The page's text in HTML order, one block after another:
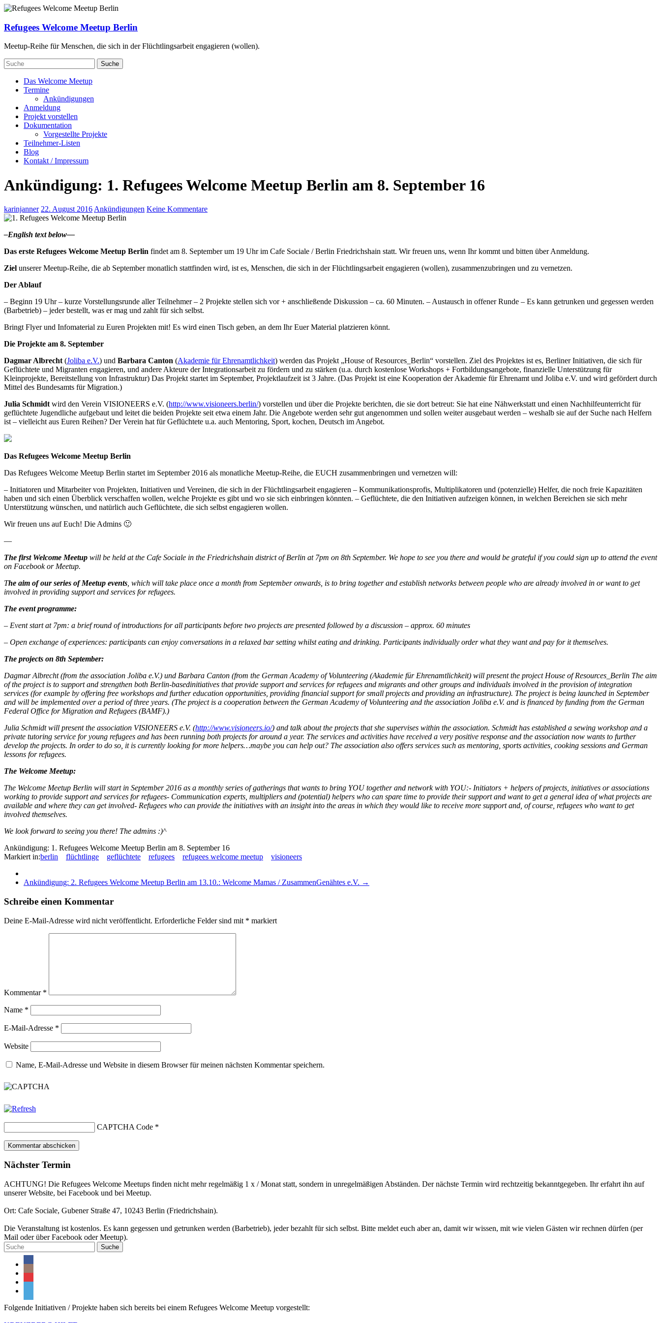
Skip
content
Refugees Welcome Meetup Berlin
Meetup-Reihe für Menschen, die sich in der Flüchtlingsarbeit engagieren (wollen).
Suche
Das Welcome Meetup
Termine
Ankündigungen
Anmeldung
Projekt vorstellen
Dokumentation
Vorgestellte Projekte
Teilnehmer-Listen
Blog
Kontakt / Impressum
Ankündigung: 1. Refugees Welcome Meetup Berlin am 8. September 16
karinjanner 22. August 2016 Ankündigungen Keine Kommentare
–English text below—
Das erste Refugees Welcome Meetup Berlin findet am 8. September um 19 Uhr im Cafe Sociale / Berlin Friedrichshain statt. Wir freuen uns, wenn Ihr kommt und bitten über Anmeldung.
Ziel unserer Meetup-Reihe, die ab September monatlich stattfinden wird, ist es, Menschen, die sich in der Flüchtlingsarbeit engagieren (wollen), zusammenzubringen und zu vernetzen.
Der Ablauf
– Beginn 19 Uhr – kurze Vorstellungsrunde aller Teilnehmer – 2 Projekte stellen sich vor + anschließende Diskussion – ca. 60 Minuten. – Austausch in offener Runde – Es kann getrunken und gegessen werden
(Barbetrieb) – jeder bestellt, was er mag und zahlt für sich selbst.
Bringt Flyer und Infomaterial zu Euren Projekten mit! Es wird einen Tisch geben, an dem Ihr Euer Material platzieren könnt.
Die Projekte am 8. September
Dagmar Albrecht (Joliba e.V.) und Barbara Canton (Akademie für Ehrenamtlichkeit) werden das Projekt „House of Resources_Berlin“ vorstellen. Ziel des Projektes ist es, Berliner Initiativen, die sich für
Geflüchtete und Migranten engagieren, und andere Akteure der Integrationsarbeit zu fördern und zu stärken (u.a. durch kostenlose Workshops + Fortbildungsangebote, finanzielle Unterstützung für
Kleinprojekte, Bereitstellung von Infrastruktur) Das Projekt startet im September, Projektlaufzeit ist 3 Jahre. (Das Projekt ist eine Kooperation der Akademie für Ehrenamt und Joliba e.V. und wird gefördert durch
Mittel des Bundesamts für Migration.)
Julia Schmidt wird den Verein VISIONEERS e.V. (http://www.visioneers.berlin/) vorstellen und über die Projekte berichten, die sie dort betreut: Sie hat eine Nähwerkstatt und einen Nachhilfeunterricht für
geflüchtete Jugendliche aufgebaut und leitet die beiden Projekte seit etwa einem Jahr. Die Angebote werden sehr gut angenommen und sollen weiter ausgebaut werden – weshalb sie auf der Suche nach Helfern
ist – vielleicht aus Euren Reihen? Der Verein hat für Geflüchtete u.a. auch Mentoring, Sport, kochen, Deutsch im Angebot.
Das Refugees Welcome Meetup Berlin
Das Refugees Welcome Meetup Berlin startet im September 2016 als monatliche Meetup-Reihe, die EUCH zusammenbringen und vernetzen will:
– Initiatoren und Mitarbeiter von Projekten, Initiativen und Vereinen, die sich in der Flüchtlingsarbeit engagieren – Kommunikationsprofis, Multiplikatoren und (potenzielle) Helfer, die noch freie Kapazitäten
haben und sich einen Überblick verschaffen wollen, welche Projekte es gibt und wo sie sich einbringen könnten. – Geflüchtete, die den Initiativen aufzeigen können, in welchen Bereichen sie sich mehr
Unterstützung wünschen, und natürlich auch Geflüchtete, die sich selbst engagieren wollen.
Wir freuen uns auf Euch! Die Admins 🙂
—
The first Welcome Meetup will be held at the Cafe Sociale in the Friedrichshain district of Berlin at 7pm on 8th September. We hope to see you there and would be grateful if you could sign up to attend the event
on Facebook or Meetup.
The aim of our series of Meetup events , which will take place once a month from September onwards, is to bring together and establish networks between people who are already involved in or want to get
involved in providing support and services for refugees.
The event programme:
– Event start at 7pm: a brief round of introductions for all participants before two projects are presented followed by a discussion – approx. 60 minutes
– Open exchange of experiences: participants can enjoy conversations in a relaxed bar setting whilst eating and drinking. Participants individually order what they want and pay for it themselves.
The projects on 8th September:
Dagmar Albrecht (from the association Joliba e.V.) und Barbara Canton (from the German Academy of Volunteering (Akademie für Ehrenamtlichkeit) will present the project House of Resources_Berlin The aim
of the project is to support and strengthen both Berlin-basedinitiatives that provide support and services for refugees and migrants and other groups and individuals involved in the provision of integration
services (for example by offering free workshops and further education opportunities, providing financial support for small projects and providing an infrastructure). The project is being launched in September
and will be implemented over a period of three years. (The project is a cooperation between the German Academy of Volunteering and the association Joliba e.V. and is financed by funding from the German
Federal Office for Migration and Refugees (BAMF).)
Julia Schmidt will present the association VISIONEERS e.V. (http://www.visioneers.io/) and talk about the projects that she supervises within the association. Schmidt has established a sewing workshop and a
private tutoring service for young refugees and has been running both projects for around a year. The services and activities have received a very positive response and the association now wants to further
develop the projects. In order to do so, it is currently looking for more helpers…maybe you can help out? The association also offers services such as mentoring, sports activities, cooking sessions and German
lessons for refugees.
The Welcome Meetup:
The Welcome Meetup Berlin will start in September 2016 as a monthly series of gatherings that wants to bring YOU together and network with YOU:- Initiators + helpers of projects, initiatives or associations
working to provide support and services for refugees- Communication experts, multipliers and (potential) helpers who can spare time to provide their support and want to get a general idea of what projects are
available and where they can get involved- Refugees who can provide the initiatives with an insight into the areas in which they would like to receive more support and, of course, refugees who want to get
involved themselves.
We look forward to seeing you there! The admins :)^
Ankündigung: 1. Refugees Welcome Meetup Berlin am 8. September 16
Markiert in:berlin flüchtlinge geflüchtete refugees refugees welcome meetup visioneers
Ankündigung: 2. Refugees Welcome Meetup Berlin am 13.10.: Welcome Mamas / ZusammenGenähtes e.V. →
Schreibe einen Kommentar
Deine E-Mail-Adresse wird nicht veröffentlicht. Erforderliche Felder sind mit * markiert
Kommentar *
Name *
E-Mail-Adresse *
Website
Name, E-Mail-Adresse und Website in diesem Browser für meinen nächsten Kommentar speichern.
CAPTCHA Code *
Nächster Termin
ACHTUNG! Die Refugees Welcome Meetups finden nicht mehr regelmäßig 1 x / Monat statt, sondern in unregelmäßigen Abständen. Der nächste Termin wird rechtzeitig bekanntgegeben. Ihr erfahrt ihn auf
unserer Website, bei Facebook und bei Meetup.
Ort: Cafe Sociale, Gubener Straße 47, 10243 Berlin (Friedrichshain).
Die Veranstaltung ist kostenlos. Es kann gegessen und getrunken werden (Barbetrieb), jeder bezahlt für sich selbst. Bitte meldet euch aber an, damit wir wissen, mit wie vielen Gästen wir rechnen dürfen (per
Mail oder über Facebook oder Meetup).
Suche
Folgende Initiativen / Projekte haben sich bereits bei einem Refugees Welcome Meetup vorgestellt: